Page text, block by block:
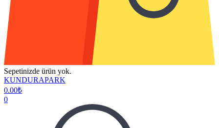
Sepetinizde ürün yok.
KUNDURAPARK
0.00₺
0